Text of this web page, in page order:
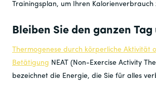
Trainingsplan, um Ihren Kalorienverbrauch
Bleiben Sie den ganzen
Thermogenese durch körperliche Aktivität
Betätigung NEAT (Non-Exercise Activity
bezeichnet die Energie, die Sie für alles